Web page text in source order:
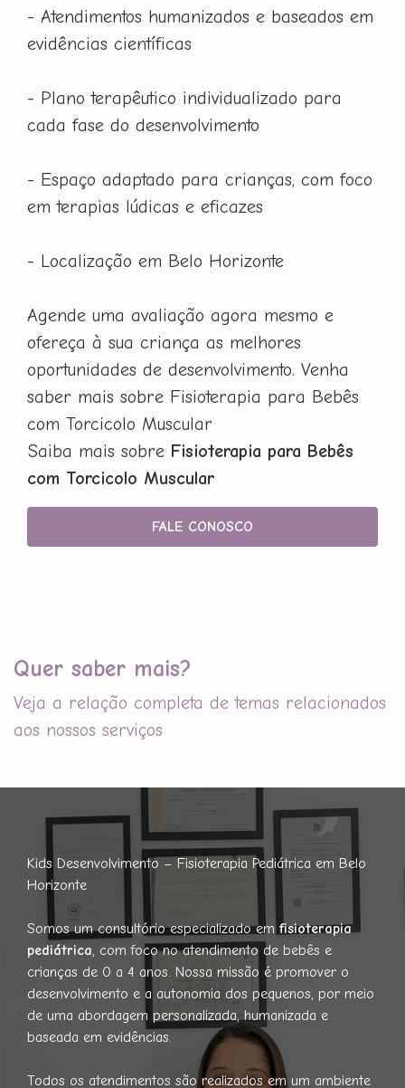
- Atendimentos humanizados e baseados em
evidências científicas
- Plano terapêutico individualizado para
cada fase do desenvolvimento
- Espaço adaptado para crianças, com foco
em terapias lúdicas e eficazes
- Localização em Belo Horizonte
Agende uma avaliação agora mesmo e
ofereça à sua criança as melhores
oportunidades de desenvolvimento. Venha
saber mais sobre Fisioterapia para Bebês
com Torcicolo Muscular
Saiba mais sobre Fisioterapia para Bebês
com Torcicolo Muscular
FALE CONOSCO
Quer saber mais?
Veja a relação completa de temas relacionados
aos nossos serviços
Kids Desenvolvimento – Fisioterapia Pediátrica em Belo
Horizonte
Somos um consultório especializado em fisioterapia
pediátrica, com foco no atendimento de bebês e
crianças de 0 a 4 anos. Nossa missão é promover o
desenvolvimento e a autonomia dos pequenos, por meio
de uma abordagem personalizada, humanizada e
baseada em evidências.
Todos os atendimentos são realizados em um ambiente